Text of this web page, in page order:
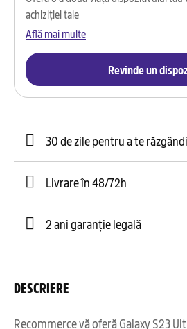
achiziției tale
Află mai multe
Revinde un
30 de zile pentru a te răzgândi
Livrare în 48/72h
2 ani garanție legală
DESCRIERE
Recommerce vă oferă Galaxy S23